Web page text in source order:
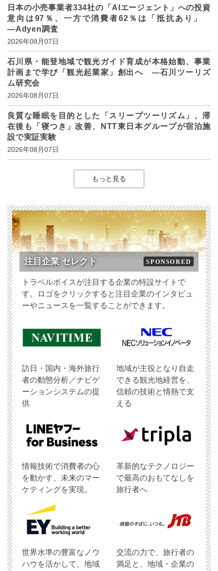
日本の小売事業者334社の「AIエージェント」への投資
意向は97％、一方で消費者62％は「抵抗あり」
―Adyen調査
2026年08月07日
石川県・能登地域で観光ガイド育成が本格始動、事業
計画まで学び「観光起業家」創出へ ―石川ツーリズ
ム研究会
2026年08月07日
良質な睡眠を目的とした「スリープツーリズム」、滞
在後も「寝つき」改善、NTT東日本グループが宿泊施
設で実証実験
2026年08月07日
もっと見る
注目企業 セレクト SPONSORED
トラベルボイスが注目する企業の特設サイトで
す。ロゴをクリックすると注目企業のインタビュ
ーやニュースを一覧することができます。
訪日・国内・海外旅行
者の動態分析／ナビゲ
ーションシステムの提
供
地域が主役となり自走
できる観光地経営を、
信頼の技術と情熱で支
える
情報技術で消費者の心
を動かす、未来のマー
ケティングを実現。
革新的なテクノロジー
で最高のおもてなしを
旅行者へ
世界水準の豊富なノウ
ハウを活かして、地域
交流の力で、旅行者の
満足と、地域・企業の